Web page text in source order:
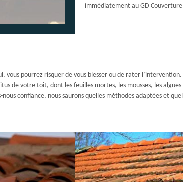
immédiatement au GD
pourrez risquer de vous blesser ou de rater
de votre toit, dont les feuilles mortes, les mousses, les
confiance, nous saurons quelles méthodes adaptées et